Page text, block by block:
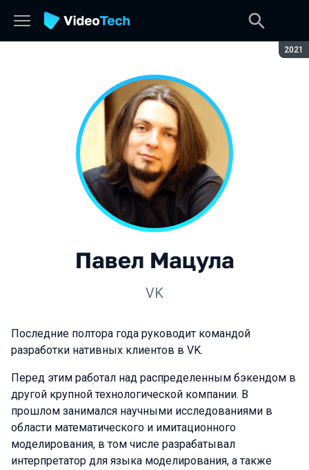
2021
Павел Мацула
VK
Последние полтора года руководит командой
разработки нативных клиентов в VK.
Перед этим работал над распределенным бэкендом в
другой крупной технологической компании. В
прошлом занимался научными исследованиями в
области математического и имитационного
моделирования, в том числе разрабатывал
интерпретатор для языка моделирования, а также